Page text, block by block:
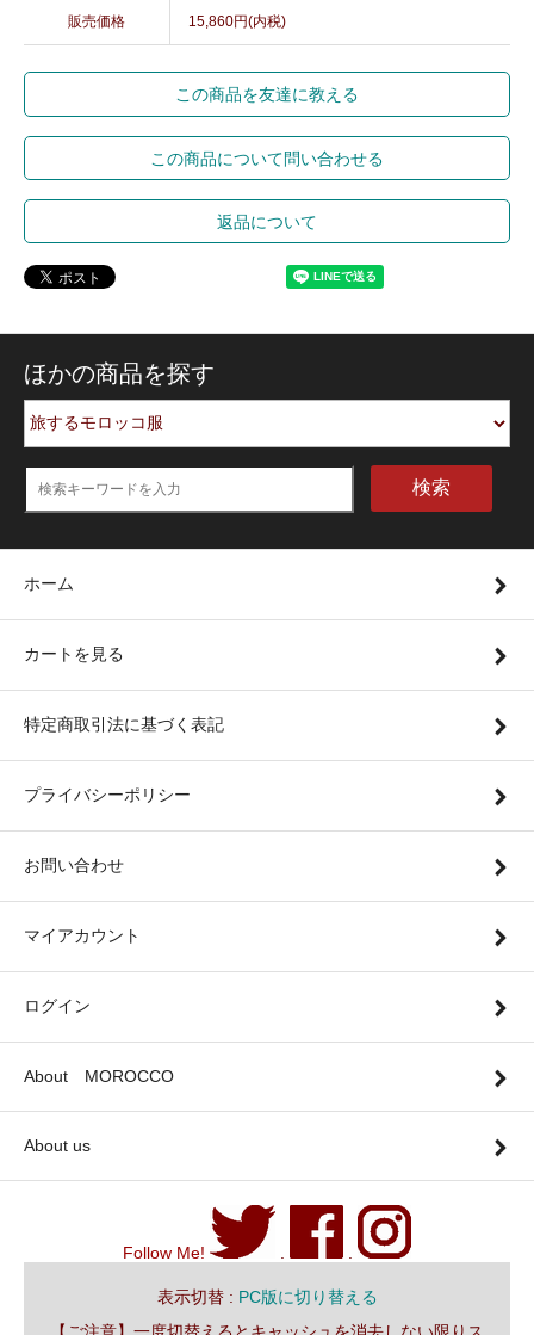
販売価格 15,860円(内税)
この商品を友達に教える
この商品について問い合わせる
返品について
ほかの商品を探す
検索
ホーム
カートを見る
特定商取引法に基づく表記
プライバシーポリシー
お問い合わせ
マイアカウント
ログイン
About MOROCCO
About us
Follow Me! . .
表示切替 : PC版に切り替える